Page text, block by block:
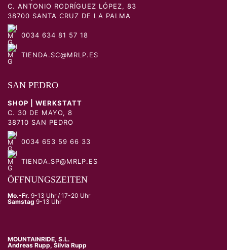
C. ANTONIO RODRÍGUEZ LÓPEZ, 83
38700 SANTA CRUZ DE LA PALMA
0034 634 81 57 18
TIENDA.SC@MRLP.ES
SAN PEDRO
SHOP | WERKSTATT
C. 30 DE MAYO, 8
38710 SAN PEDRO
0034 653 59 66 33
TIENDA.SP@MRLP.ES
ÖFFNUNGSZEITEN
Mo.-Fr. 9-13 Uhr / 17-20 Uhr
Samstag 9-13 Uhr
MOUNTAINRIDE, S.L.
Andreas Rupp, Silvia Rupp